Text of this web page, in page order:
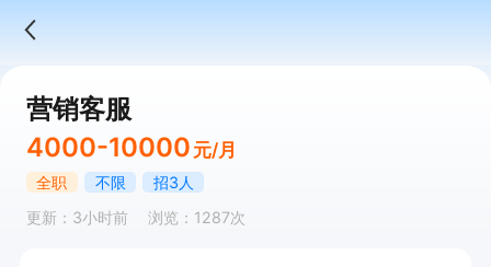
营销客服
4000-10000 元/月
全职 不限
招3人
更新：3小时前
浏览：1287次